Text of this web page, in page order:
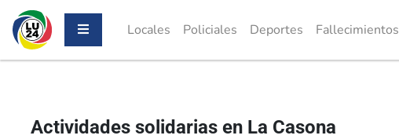
Locales Policiales Deportes Fallecimientos
Actividades solidarias en La Casona